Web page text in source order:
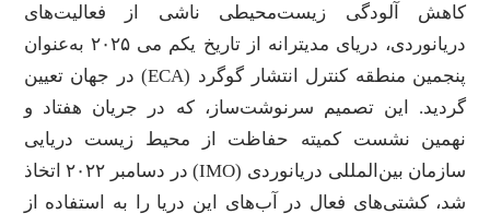
کاهش آلودگی زیست‌محیطی ناشی از فعالیت‌های
دریانوردی، دریای مدیترانه از تاریخ یکم می ۲۰۲۵ به‌عنوان
پنجمین منطقه کنترل انتشار گوگرد (ECA) در جهان تعیین
گردید. این تصمیم سرنوشت‌ساز، که در جریان هفتاد و
نهمین نشست کمیته حفاظت از محیط زیست دریایی
سازمان بین‌المللی دریانوردی (IMO) در دسامبر ۲۰۲۲ اتخاذ
شد، کشتی‌های فعال در آب‌های این دریا را به استفاده از